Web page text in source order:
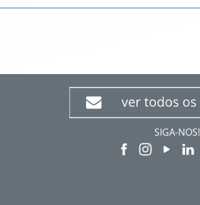
SIGA-NOS!